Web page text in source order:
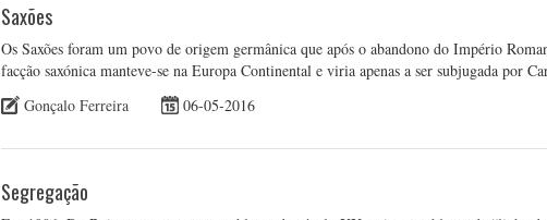
Saxões
Os Saxões foram um povo de origem germânica que após o abandono do Império
facção saxónica manteve-se na Europa Continental e viria apenas a ser subjugada por
Gonçalo Ferreira
06-05-2016
Segregação